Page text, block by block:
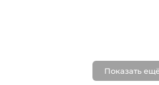
Показать